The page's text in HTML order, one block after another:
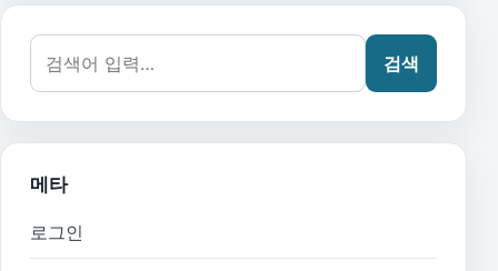
검색어:
검색
메타
로그인